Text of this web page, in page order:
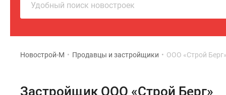
Удобный поиск новостроек
Новострой-М • Продавцы и застройщики • ООО «Строй Берг»
Застройщик ООО «Строй Берг»